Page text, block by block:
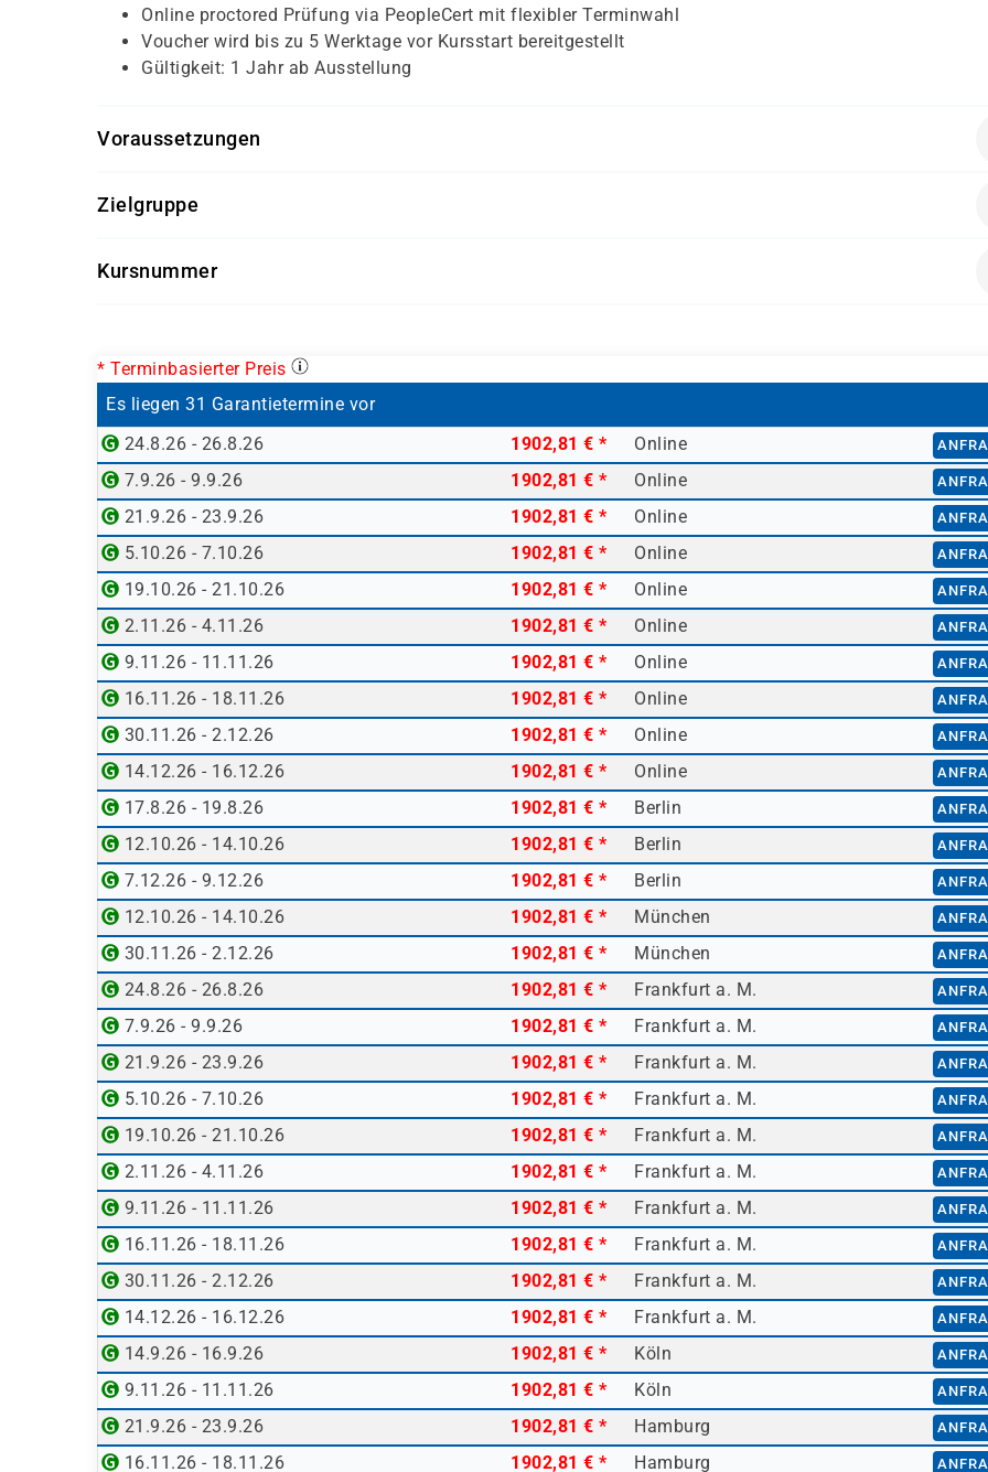
Online proctored Prüfung via PeopleCert mit flexibler Terminwahl
Voucher wird bis zu 5 Werktage vor Kursstart bereitgestellt
Gültigkeit: 1 Jahr ab Ausstellung
Voraussetzungen
Es sind keine Vorkenntnisse erforderlich
Zielgruppe
Projektmanager und Projektmitarbeiter
Kursnummer
* Terminbasierter Preis
Es liegen 31 Garantietermine vor
24.8.26 - 26.8.26
1902,81 € * Online
7.9.26 - 9.9.26 1902,81 € * Online
21.9.26 - 23.9.26 1902,81 € * Online
5.10.26 - 7.10.26 1902,81 € * Online
19.10.26 - 21.10.26 1902,81 € * Online
2.11.26 - 4.11.26 1902,81 € * Online
9.11.26 - 11.11.26 1902,81 € * Online
16.11.26 - 18.11.26 1902,81 € * Online
30.11.26 - 2.12.26 1902,81 € * Online
14.12.26 - 16.12.26 1902,81 € * Online
17.8.26 - 19.8.26 1902,81 € * Berlin
12.10.26 - 14.10.26 1902,81 € * Berlin
7.12.26 - 9.12.26 1902,81 € * Berlin
12.10.26 - 14.10.26 1902,81 € * München
30.11.26 - 2.12.26 1902,81 € * München
24.8.26 - 26.8.26 1902,81 € * Frankfurt a. M.
7.9.26 - 9.9.26 1902,81 € * Frankfurt a. M.
21.9.26 - 23.9.26 1902,81 € * Frankfurt a. M.
5.10.26 - 7.10.26 1902,81 € * Frankfurt a. M.
19.10.26 - 21.10.26 1902,81 € * Frankfurt a. M.
2.11.26 - 4.11.26 1902,81 € * Frankfurt a. M.
9.11.26 - 11.11.26 1902,81 € * Frankfurt a. M.
16.11.26 - 18.11.26 1902,81 € * Frankfurt a. M.
30.11.26 - 2.12.26 1902,81 € * Frankfurt a. M.
14.12.26 - 16.12.26 1902,81 € * Frankfurt a. M.
14.9.26 - 16.9.26 1902,81 € * Köln
9.11.26 - 11.11.26 1902,81 € * Köln
21.9.26 - 23.9.26 1902,81 € * Hamburg
16.11.26 - 18.11.26 1902,81 € * Hamburg